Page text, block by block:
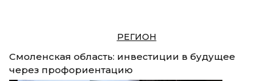
РЕГИОН
Смоленская область: инвестиции в будущее
через профориентацию